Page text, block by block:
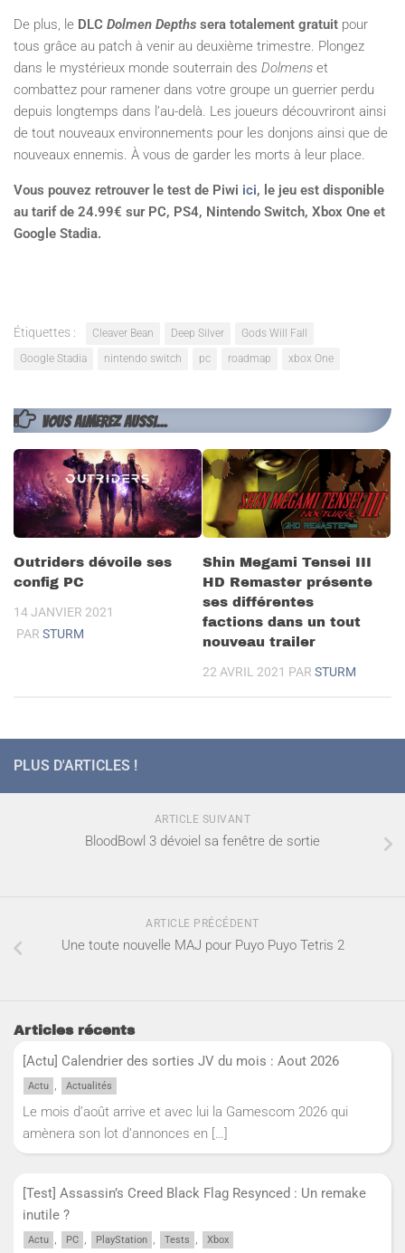
De plus, le DLC Dolmen Depths sera totalement gratuit pour
tous grâce au patch à venir au deuxième trimestre. Plongez
dans le mystérieux monde souterrain des Dolmens et
combattez pour ramener dans votre groupe un guerrier perdu
depuis longtemps dans l’au-delà. Les joueurs découvriront ainsi
de tout nouveaux environnements pour les donjons ainsi que de
nouveaux ennemis. À vous de garder les morts à leur place.
Vous pouvez retrouver le test de Piwi ici, le jeu est disponible
au tarif de 24.99€ sur PC, PS4, Nintendo Switch, Xbox One et
Google Stadia.
Étiquettes : Cleaver Bean Deep Silver
Gods Will Fall
Google Stadia
nintendo switch pc roadmap xbox One
VOUS AIMEREZ AUSSI...
Outriders dévoile ses
config PC
14 JANVIER 2021
PAR STURM
Shin Megami Tensei III
HD Remaster présente
ses différentes
factions dans un tout
nouveau trailer
22 AVRIL 2021 PAR STURM
PLUS D'ARTICLES !
ARTICLE SUIVANT
BloodBowl 3 dévoiel sa fenêtre de sortie
ARTICLE PRÉCÉDENT
Une toute nouvelle MAJ pour Puyo Puyo Tetris 2
Articles récents
[Actu] Calendrier des sorties JV du mois : Aout 2026
Actu Actualités
Le mois d’août arrive et avec lui la Gamescom 2026 qui
amènera son lot d’annonces en […]
[Test] Assassin’s Creed Black Flag Resynced : Un remake
inutile ?
Actu , PC , PlayStation , Tests , Xbox